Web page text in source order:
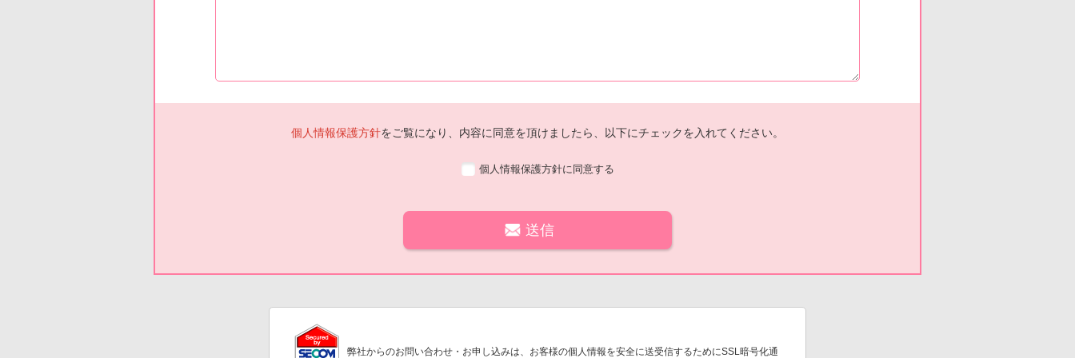
個人情報保護方針をご覧になり、内容に同意を頂けましたら、以下にチェックを入れてください。
個人情報保護方針に同意する
弊社からのお問い合わせ・お申し込みは、お客様の個人情報を安全に送受信するためにSSL暗号化通